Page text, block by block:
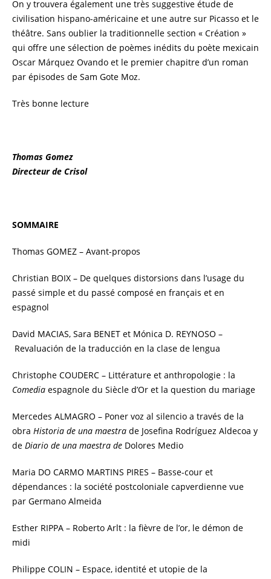
On y trouvera également une très suggestive étude de
civilisation hispano-américaine et une autre sur Picasso et le
théâtre. Sans oublier la traditionnelle section « Création »
qui offre une sélection de poèmes inédits du poète mexicain
Oscar Márquez Ovando et le premier chapitre d’un roman
par épisodes de Sam Gote Moz.
Très bonne lecture
Thomas Gomez
Directeur de Crisol
SOMMAIRE
Thomas GOMEZ – Avant-propos
Christian BOIX – De quelques distorsions dans l’usage du
passé simple et du passé composé en français et en
espagnol
David MACIAS, Sara BENET et Mónica D. REYNOSO –
Revaluación de la traducción en la clase de lengua
Christophe COUDERC – Littérature et anthropologie : la
Comediaespagnole du Siècle d’Or et la question du mariage
Mercedes ALMAGRO – Poner voz al silencio a través de la
obra Historia de una maestrade Josefina Rodríguez Aldecoa y
de Diario de una maestra de Dolores Medio
Maria DO CARMO MARTINS PIRES – Basse-cour et
dépendances : la société postcoloniale capverdienne vue
par Germano Almeida
Esther RIPPA – Roberto Arlt : la fièvre de l’or, le démon de
midi
Philippe COLIN – Espace, identité et utopie de la